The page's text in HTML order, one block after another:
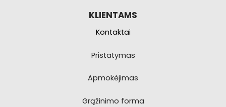
KLIENTAMS
Kontaktai
Pristatymas
Apmokėjimas
Grąžinimo forma